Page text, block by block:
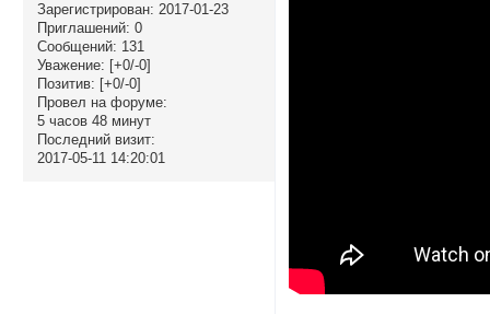
Зарегистрирован: 2017-01-23
Приглашений: 0
Сообщений: 131
Уважение: [+0/-0]
Позитив: [+0/-0]
Провел на форуме:
5 часов 48 минут
Последний визит:
2017-05-11 14:20:01